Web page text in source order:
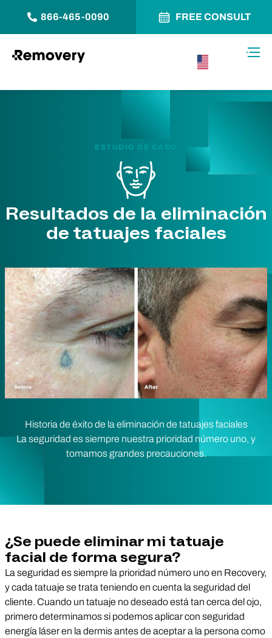
866-465-0090 FREE CONSULT
ESTUDIO DE CASO
Resultados de la eliminación
de tatuajes faciales
Historia de éxito de la eliminación de tatuajes faciales
La seguridad es siempre nuestra prioridad número uno, y
tomamos grandes precauciones.
¿Se puede eliminar mi tatuaje
facial de forma segura?
La seguridad es siempre la prioridad número uno en Recovery,
y cada tatuaje se trata teniendo en cuenta la seguridad del
cliente. Cuando un tatuaje no deseado está tan cerca del ojo,
primero determinamos si podemos aplicar con seguridad
energía láser en la dermis antes de aceptar a la persona como